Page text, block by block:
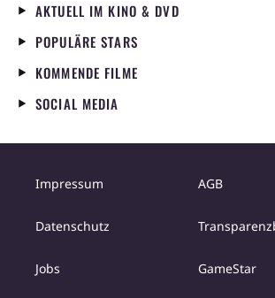
AKTUELL IM KINO & DVD
POPULÄRE STARS
KOMMENDE FILME
SOCIAL MEDIA
Impressum AGB
Datenschutz
Jobs GameStar